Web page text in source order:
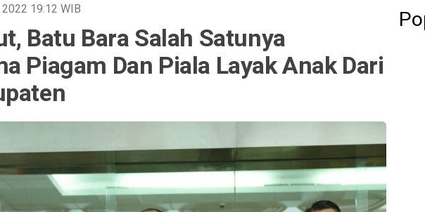
2022 19:12 WIB
Batu Bara Salah Satunya
Piagam Dan Piala Layak Anak Dari